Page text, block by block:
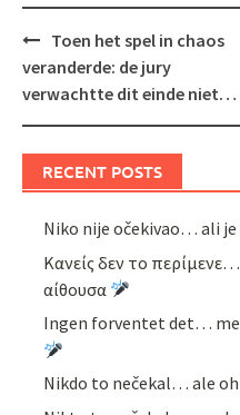
Post
navigation
Toen het spel in chaos
veranderde: de jury
verwachtte dit einde niet…
RECENT POSTS
Niko nije očekivao… ali je
Κανείς δεν το
αίθουσα
Ingen forventet det…
Nikdo to nečekal… ale